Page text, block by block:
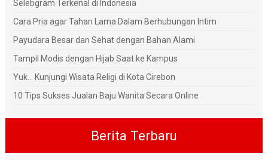
Selebgram Terkenal di Indonesia
Cara Pria agar Tahan Lama Dalam Berhubungan Intim
Payudara Besar dan Sehat dengan Bahan Alami
Tampil Modis dengan Hijab Saat ke Kampus
Yuk... Kunjungi Wisata Religi di Kota Cirebon
10 Tips Sukses Jualan Baju Wanita Secara Online
Berita Terbaru